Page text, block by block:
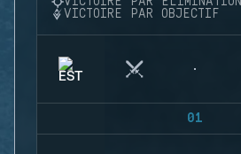
VICTOIRE PAR OBJECTIF
01